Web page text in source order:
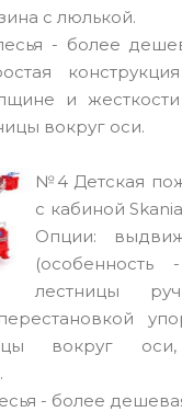
с люлькой.
- более
и жесткости
вокруг оси.
№4 Детская
с кабиной
Опции:
лестницы
вокруг
- более